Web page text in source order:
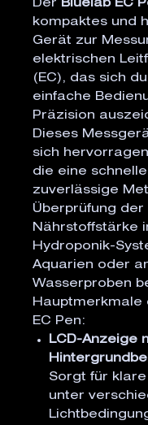
Der Bluelab EC
kompaktes und
Gerät zur
elektrischen
(EC), das sich
einfache
Präzision
Dieses
sich
die eine
zuverlässige
Überprüfung der
Nährstoffstärke
Hydroponik-
Aquarien oder
Wasserproben
Hauptmerkmale
EC Pen:
LCD-Anzeige
Sorgt für
unter